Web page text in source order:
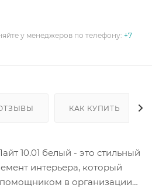
у менеджеров по телефону: +7
КАК КУПИТЬ
10.01 белый - это стильный
интерьера, который
в организации